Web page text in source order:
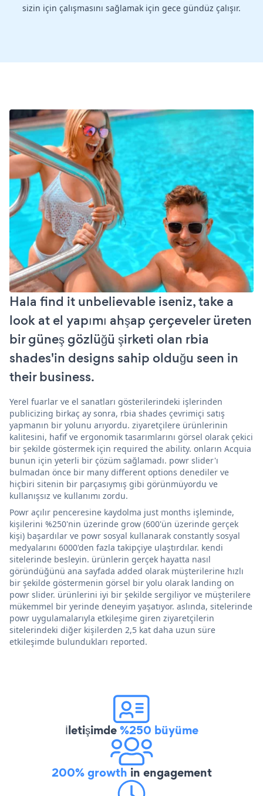
sizin için çalışmasını sağlamak için gece gündüz çalışır.
Hala find it unbelievable iseniz, take a
look at el yapımı ahşap çerçeveler üreten
bir güneş gözlüğü şirketi olan rbia
shades'in designs sahip olduğu seen in
their business.
Yerel fuarlar ve el sanatları gösterilerindeki işlerinden
publicizing birkaç ay sonra, rbia shades çevrimiçi satış
yapmanın bir yolunu arıyordu. ziyaretçilere ürünlerinin
kalitesini, hafif ve ergonomik tasarımlarını görsel olarak çekici
bir şekilde göstermek için required the ability. onların Acquia
bunun için yeterli bir çözüm sağlamadı. powr slider'ı
bulmadan önce bir many different options denediler ve
hiçbiri sitenin bir parçasıymış gibi görünmüyordu ve
kullanışsız ve kullanımı zordu.
Powr açılır penceresine kaydolma just months işleminde,
kişilerini %250'nin üzerinde grow (600'ün üzerinde gerçek
kişi) başardılar ve powr sosyal kullanarak constantly sosyal
medyalarını 6000'den fazla takipçiye ulaştırdılar. kendi
sitelerinde besleyin. ürünlerin gerçek hayatta nasıl
göründüğünü ana sayfada added olarak müşterilerine hızlı
bir şekilde göstermenin görsel bir yolu olarak landing on
powr slider. ürünlerini iyi bir şekilde sergiliyor ve müşterilere
mükemmel bir yerinde deneyim yaşatıyor. aslında, sitelerinde
powr uygulamalarıyla etkileşime giren ziyaretçilerin
sitelerindeki diğer kişilerden 2,5 kat daha uzun süre
etkileşimde bulundukları reported.
İletişimde%250 büyüme
200% growth in engagement